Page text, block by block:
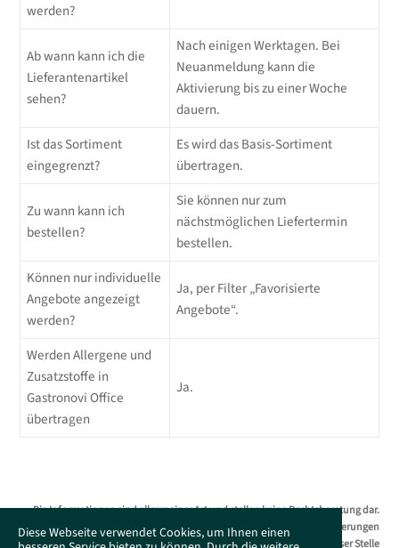
Diese Webseite verwendet Cookies, um Ihnen einen
werden?
Ab wann kann ich die
Lieferantenartikel
sehen?
Nach einigen Werktagen. Bei
Neuanmeldung kann die
Aktivierung bis zu einer Woche
dauern.
Ist das Sortiment
eingegrenzt?
Es wird das Basis-Sortiment
übertragen.
Zu wann kann ich
bestellen?
Sie können nur zum
nächstmöglichen Liefertermin
bestellen.
Können nur individuelle
Angebote angezeigt
werden?
Ja, per Filter „Favorisierte
Angebote“.
Werden Allergene und
Zusatzstoffe in
Gastronovi Office
übertragen
Ja.
Die Informationen sind allgemeiner Art und stellen keine Rechtsberatung dar.
Das Supportportal erhebt keinen Anspruch auf Vollständigkeit. Änderungen
bleiben ohne Vorankündigung jederzeit vorbehalten. Es wird an dieser Stelle